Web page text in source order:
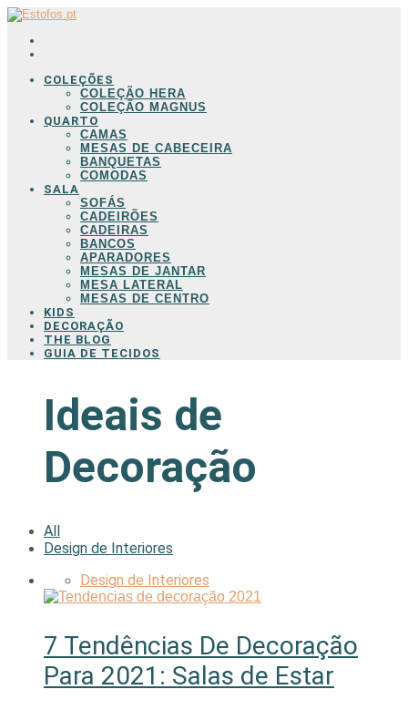
COLEÇÕES
COLEÇÃO HERA
COLEÇÃO MAGNUS
QUARTO
CAMAS
MESAS DE CABECEIRA
BANQUETAS
COMODAS
SALA
SOFÁS
CADEIRÕES
CADEIRAS
BANCOS
APARADORES
MESAS DE JANTAR
MESA LATERAL
MESAS DE CENTRO
KIDS
DECORAÇÃO
THE BLOG
GUIA DE TECIDOS
Ideais de
Decoração
All
Design de Interiores
Design de Interiores
7 Tendências De Decoração
Para 2021: Salas de Estar